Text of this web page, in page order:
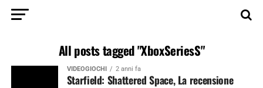
All posts tagged "XboxSeriesS"
VIDEOGIOCHI 2 anni fa
Starfield: Shattered Space, La recensione